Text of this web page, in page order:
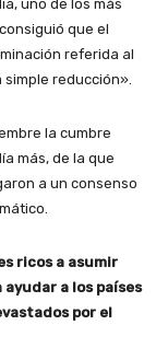
uno de los más
que el
referida al
reducción».
la cumbre
más, de la que
a un consenso
ricos a asumir
a los países
por el